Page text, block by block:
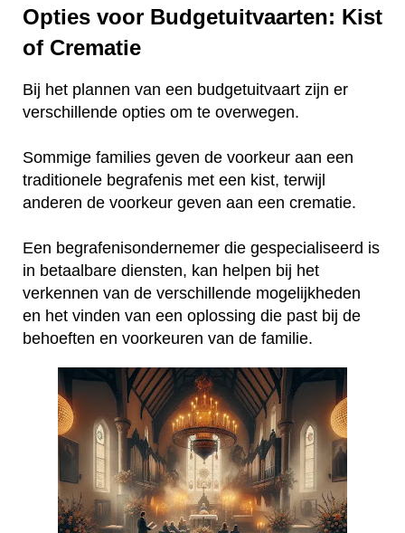
Opties voor Budgetuitvaarten: Kist
of Crematie
Bij het plannen van een budgetuitvaart zijn er
verschillende opties om te overwegen.
Sommige families geven de voorkeur aan een
traditionele begrafenis met een kist, terwijl
anderen de voorkeur geven aan een crematie.
Een begrafenisondernemer die gespecialiseerd is
in betaalbare diensten, kan helpen bij het
verkennen van de verschillende mogelijkheden
en het vinden van een oplossing die past bij de
behoeften en voorkeuren van de familie.